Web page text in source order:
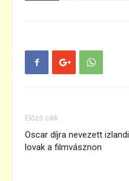
Előző cikk
Oscar díjra nevezett izlandi
lovak a filmvásznon